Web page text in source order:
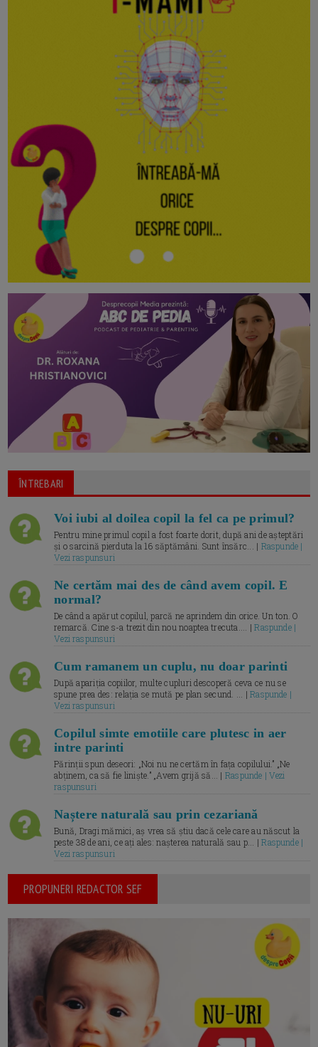
ÎNTREBARI
Voi iubi al doilea copil la fel ca pe primul?
Pentru mine primul copil a fost foarte dorit, după ani de așteptări
și o sarcină pierduta la 16 săptămâni. Sunt însărc... | Raspunde |
Vezi raspunsuri
Ne certăm mai des de când avem copil. E
normal?
De când a apărut copilul, parcă ne aprindem din orice. Un ton. O
remarcă. Cine s-a trezit din nou noaptea trecuta.... |Raspunde |
Vezi raspunsuri
Cum ramanem un cuplu, nu doar parinti
După apariția copiilor, multe cupluri descoperă ceva ce nu se
spune prea des: relația se mută pe plan secund. ... |Raspunde |
Vezi raspunsuri
Copilul simte emotiile care plutesc in aer
intre parinti
Părinții spun deseori: „Noi nu ne certăm în fața copilului.” „Ne
abținem, ca să fie liniște.” „Avem grijă să... | Raspunde | Vezi
raspunsuri
Naștere naturală sau prin cezariană
Bună, Dragi mămici, aș vrea să știu dacă cele care au născut la
peste 38 de ani, ce ați ales: nașterea naturală sau p... |Raspunde |
Vezi raspunsuri
PROPUNERI REDACTOR SEF